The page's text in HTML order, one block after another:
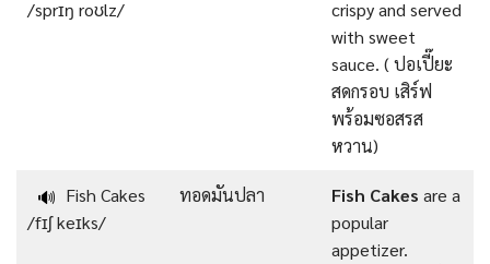
/sprɪŋ roʊlz/
crispy and served
with sweet
sauce. ( ปอเปี๊ยะ
สดกรอบ เสิร์ฟ
พร้อมซอสรส
หวาน)
🔊 Fish Cakes
/fɪʃ keɪks/
ทอดมันปลา Fish Cakes are a
popular
appetizer.